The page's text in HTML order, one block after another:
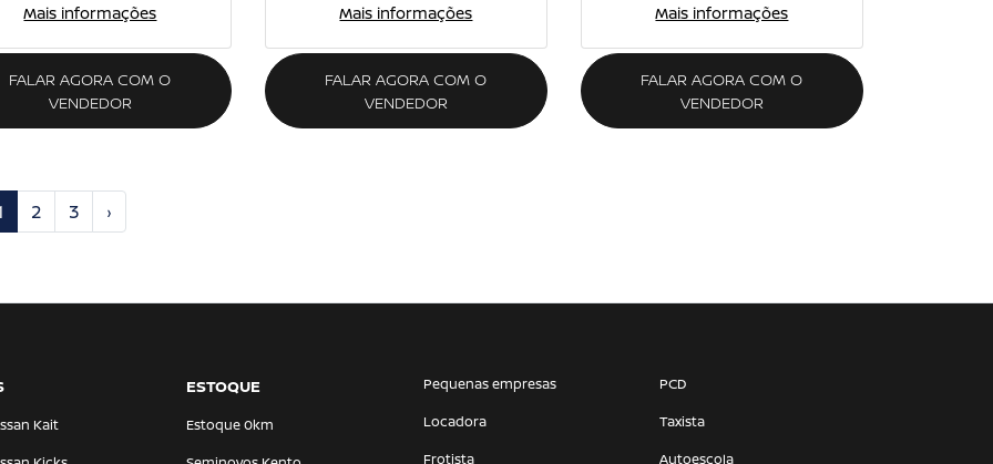
Mais informações
FALAR AGORA COM O
VENDEDOR
Mais informações
FALAR AGORA COM O
VENDEDOR
Mais informações
FALAR AGORA COM O
VENDEDOR
2 3 ›
Kait
ESTOQUE
Estoque 0km
Pequenas empresas
Locadora
Frotista
PCD
Taxista
Autoescola